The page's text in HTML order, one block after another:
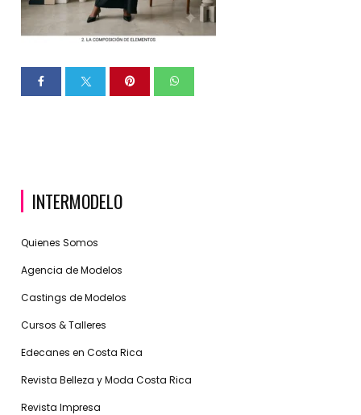
INTERMODELO
Quienes Somos
Agencia de Modelos
Castings de Modelos
Cursos & Talleres
Edecanes en Costa Rica
Revista Belleza y Moda Costa Rica
Revista Impresa